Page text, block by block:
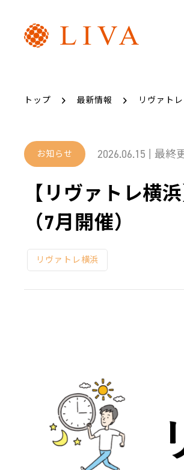
トップ 最新情報 リヴァトレ
お知らせ 2026.06.15 | 最終
【リヴァトレ横
（7月開催）
リヴァトレ横浜